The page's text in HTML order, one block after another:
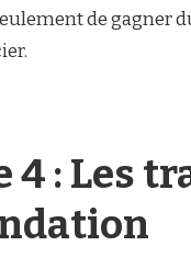
de gagner
4 : Les